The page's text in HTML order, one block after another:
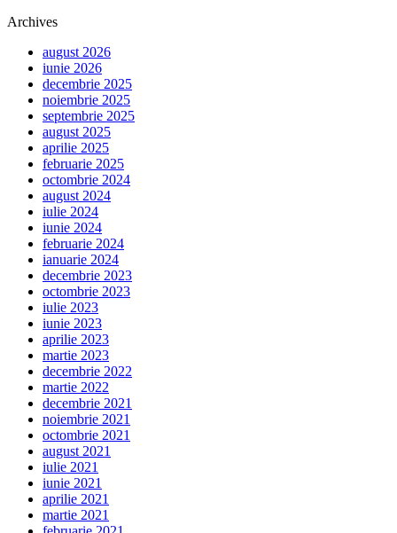
Archives
august 2026
iunie 2026
decembrie 2025
noiembrie 2025
septembrie 2025
august 2025
aprilie 2025
februarie 2025
octombrie 2024
august 2024
iulie 2024
iunie 2024
februarie 2024
ianuarie 2024
decembrie 2023
octombrie 2023
iulie 2023
iunie 2023
aprilie 2023
martie 2023
decembrie 2022
martie 2022
decembrie 2021
noiembrie 2021
octombrie 2021
august 2021
iulie 2021
iunie 2021
aprilie 2021
martie 2021